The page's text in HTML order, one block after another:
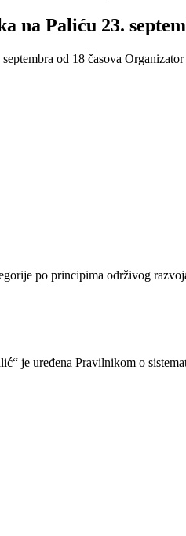
na Paliću 23.
od 18 časova
po principima održivog
je uređena Pravilnikom o